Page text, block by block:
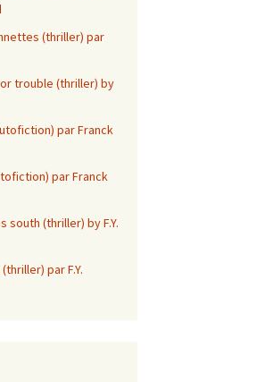
(thriller) par
trouble (thriller) by
par Franck
par Franck
south (thriller) by F.Y.
par F.Y.